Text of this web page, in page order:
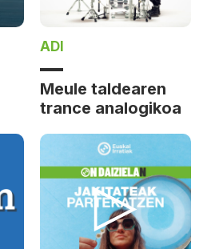
ADI
Meule taldearen
trance analogikoa